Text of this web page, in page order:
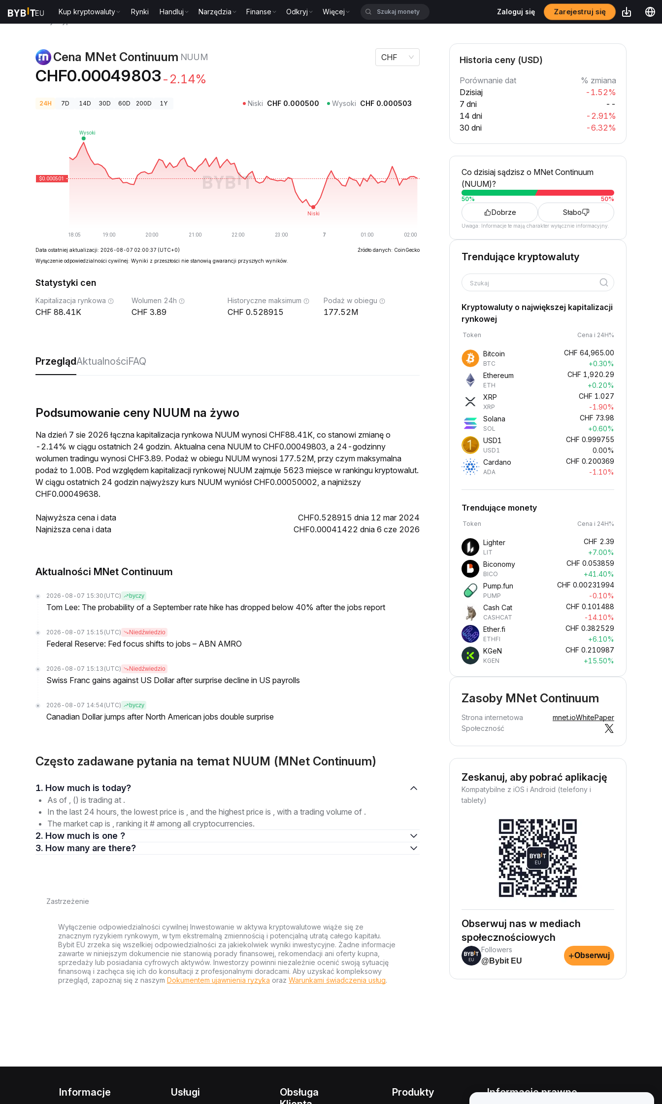
Kup kryptowaluty Rynki Handluj Narzędzia Finanse Odkryj Więcej Zaloguj się Zarejestruj się
Cena MNet Continuum NUUM
CHF0.00049803 -2.14%
CHF
24H 7D 14D 30D 60D 200D 1Y Niski CHF 0.000500 Wysoki CHF 0.000503
Data ostatniej aktualizacji: 2026-08-07 02:00:37 (UTC+0)
Źródło danych: CoinGecko
Wyłączenie odpowiedzialności cywilnej: Wyniki z przeszłości nie stanowią gwarancji przyszłych wyników.
Statystyki cen
Kapitalizacja rynkowa
88.41K
Wolumen 24h
3.89
Historyczne maksimum
0.528915
Podaż w obiegu
177.52M
PrzeglądAktualnościFAQ
Podsumowanie ceny NUUM na żywo
Na dzień 7 sie 2026 łączna kapitalizacja rynkowa NUUM wynosi CHF88.41K, co stanowi zmianę o
-2.14% w ciągu ostatnich 24 godzin. Aktualna cena NUUM to CHF0.00049803, a 24-godzinny
wolumen tradingu wynosi CHF3.89. Podaż w obiegu NUUM wynosi 177.52M, przy czym maksymalna
podaż to 1.00B. Pod względem kapitalizacji rynkowej NUUM zajmuje 5623 miejsce w rankingu kryptowalut.
W ciągu ostatnich 24 godzin najwyższy kurs NUUM wyniósł CHF0.00050002, a najniższy
CHF0.00049638.
Najwyższa cena i data
CHF0.528915 dnia 12 mar 2024
Najniższa cena i data
CHF0.00041422 dnia 6 cze 2026
Aktualności MNet Continuum
2026-08-07 15:30 (UTC) byczy
Tom Lee: The probability of a September rate hike has dropped below 40% after the jobs report
2026-08-07 15:15 (UTC) Niedźwiedzio
Federal Reserve: Fed focus shifts to jobs – ABN AMRO
2026-08-07 15:13 (UTC) Niedźwiedzio
Swiss Franc gains against US Dollar after surprise decline in US payrolls
2026-08-07 14:54 (UTC) byczy
Canadian Dollar jumps after North American jobs double surprise
Często zadawane pytania na temat NUUM (MNet Continuum)
1. How much is today?
As of , () is trading at .
In the last 24 hours, the lowest price is , and the highest price is , with a trading volume of .
The market cap is , ranking it # among all cryptocurrencies.
2. How much is one ?
3. How many are there?
Zastrzeżenie
Wyłączenie odpowiedzialności cywilnej Inwestowanie w aktywa kryptowalutowe wiąże się ze
znacznym ryzykiem rynkowym, w tym ekstremalną zmiennością i potencjalną utratą całego kapitału.
Bybit EU zrzeka się wszelkiej odpowiedzialności za jakiekolwiek wyniki inwestycyjne. Żadne informacje
zawarte w niniejszym dokumencie nie stanowią porady finansowej, rekomendacji ani oferty kupna,
sprzedaży lub posiadania cyfrowych aktywów. Inwestorzy powinni niezależnie ocenić swoją sytuację
finansową i zachęca się ich do konsultacji z profesjonalnymi doradcami. Aby uzyskać kompleksowy
przegląd, zapoznaj się z naszym Dokumentem ujawnienia ryzyka oraz Warunkami świadczenia usług.
Historia ceny (USD)
Porównanie dat
% zmiana
Dzisiaj
-1.52%
7 dni
--
14 dni
-2.91%
30 dni
-6.32%
Co dzisiaj sądzisz o MNet Continuum
(NUUM)?
50% 50%
Dobrze Słabo
Uwaga: Informacje te mają charakter wyłącznie informacyjny.
Trendujące kryptowaluty
Szukaj
Kryptowaluty o największej kapitalizacji
rynkowej
Token Cena i 24H%
Bitcoin
BTC
CHF 64,965.00
+0.30%
Ethereum
ETH
CHF 1,920.29
+0.20%
XRP
XRP
CHF 1.027
-1.90%
Solana
SOL
CHF 73.98
+0.60%
USD1
USD1
CHF 0.999755
0.00%
Cardano
ADA
CHF 0.200369
-1.10%
Trendujące monety
Token Cena i 24H%
Lighter
LIT
CHF 2.39
+7.00%
Biconomy
BICO
CHF 0.053859
+41.40%
Pump.fun
PUMP
CHF 0.00231994
-0.10%
Cash Cat
CASHCAT
CHF 0.101488
-14.10%
Ether.fi
ETHFI
CHF 0.382529
+6.10%
KGeN
KGEN
CHF 0.210987
+15.50%
Zasoby MNet Continuum
Strona internetowa mnet.ioWhitePaper
Społeczność
Zeskanuj, aby pobrać aplikację
Kompatybilne z iOS i Android (telefony i
tablety)
Obserwuj nas w mediach
społecznościowych
Followers
@Bybit EU
+Obserwuj
Informacje Usługi
Obsługa
Produkty Informacje prawne